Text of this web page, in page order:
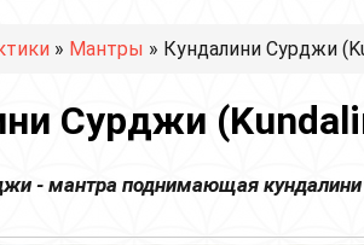
» Мантры » Кундалини Сурджи
Сурджи
- мантра поднимающая